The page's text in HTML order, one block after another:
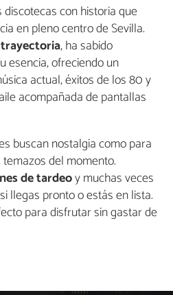
con historia que
en pleno centro de Sevilla.
trayectoria, ha sabido
esencia, ofreciendo un
actual, éxitos de los 80 y
acompañada de pantallas
buscan nostalgia como para
del momento.
de tardeoy muchas veces
llegas pronto o estás en lista.
para disfrutar sin gastar de